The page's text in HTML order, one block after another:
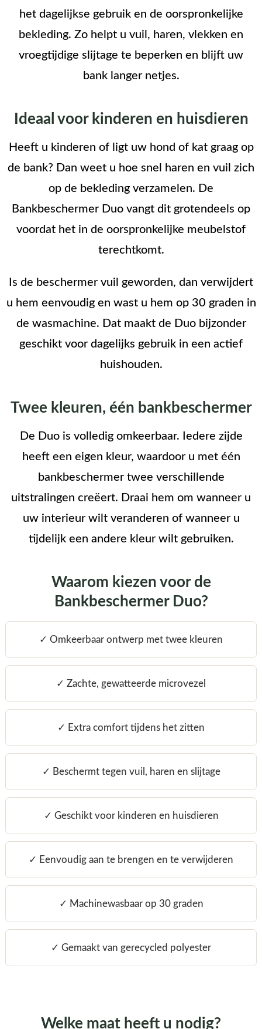
het dagelijkse gebruik en de oorspronkelijke
bekleding. Zo helpt u vuil, haren, vlekken en
vroegtijdige slijtage te beperken en blijft uw
bank langer netjes.
Ideaal voor kinderen en huisdieren
Heeft u kinderen of ligt uw hond of kat graag op
de bank? Dan weet u hoe snel haren en vuil zich
op de bekleding verzamelen. De
Bankbeschermer Duo vangt dit grotendeels op
voordat het in de oorspronkelijke meubelstof
terechtkomt.
Is de beschermer vuil geworden, dan verwijdert
u hem eenvoudig en wast u hem op 30 graden in
de wasmachine. Dat maakt de Duo bijzonder
geschikt voor dagelijks gebruik in een actief
huishouden.
Twee kleuren, één bankbeschermer
De Duo is volledig omkeerbaar. Iedere zijde
heeft een eigen kleur, waardoor u met één
bankbeschermer twee verschillende
uitstralingen creëert. Draai hem om wanneer u
uw interieur wilt veranderen of wanneer u
tijdelijk een andere kleur wilt gebruiken.
Waarom kiezen voor de
Bankbeschermer Duo?
✓ Omkeerbaar ontwerp met twee kleuren
✓ Zachte, gewatteerde microvezel
✓ Extra comfort tijdens het zitten
✓ Beschermt tegen vuil, haren en slijtage
✓ Geschikt voor kinderen en huisdieren
✓ Eenvoudig aan te brengen en te verwijderen
✓ Machinewasbaar op 30 graden
✓ Gemaakt van gerecycled polyester
Welke maat heeft u nodig?